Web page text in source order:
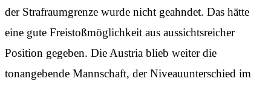
der Strafraumgrenze wurde nicht geahndet. Das hätte
eine gute Freistoßmöglichkeit aus aussichtsreicher
Position gegeben. Die Austria blieb weiter die
tonangebende Mannschaft, der Niveauunterschied im